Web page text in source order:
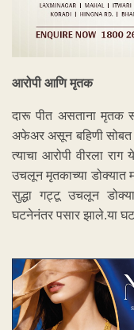
आरोपी आणि मृतक
दारू पीत असताना मृतक
अफेअर असून बहिणी सोबत
त्याचा आरोपी वीरला
उचलून मृतकाच्या डोक्यात
सुद्धा गट्टू उचलून
घटनेनंतर पसार झाले.या